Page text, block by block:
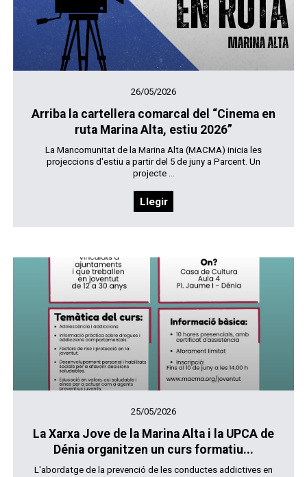
26/05/2026
Arriba la cartellera comarcal del “Cinema en
ruta Marina Alta, estiu 2026”
La Mancomunitat de la Marina Alta (MACMA) inicia les
projeccions d'estiu a partir del 5 de juny a Parcent. Un
projecte ...
Llegir
25/05/2026
La Xarxa Jove de la Marina Alta i la UPCA de
Dénia organitzen un curs formatiu...
L'abordatge de la prevenció de les conductes addictives en